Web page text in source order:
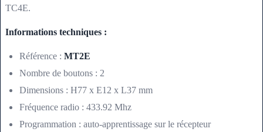
TC4E.
Informations techniques :
Référence : MT2E
Nombre de boutons : 2
Dimensions : H77 x E12 x L37 mm
Fréquence radio : 433.92 Mhz
Programmation : auto-apprentissage sur le récepteur